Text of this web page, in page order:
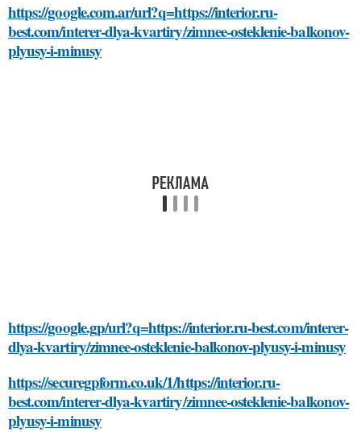
https://google.com.ar/url?q=https://interior.ru-
best.com/interer-dlya-kvartiry/zimnee-osteklenie-balkonov-
plyusy-i-minusy
https://google.gp/url?q=https://interior.ru-best.com/interer-
dlya-kvartiry/zimnee-osteklenie-balkonov-plyusy-i-minusy
https://securegpform.co.uk/1/https://interior.ru-
best.com/interer-dlya-kvartiry/zimnee-osteklenie-balkonov-
plyusy-i-minusy